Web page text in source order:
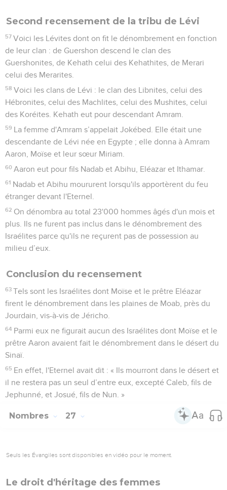
Second recensement de la tribu de Lévi
57 Voici les Lévites dont on fit le dénombrement en fonction
de leur clan : de Guershon descend le clan des
Guershonites, de Kehath celui des Kehathites, de Merari
celui des Merarites.
58 Voici les clans de Lévi : le clan des Libnites, celui des
Hébronites, celui des Machlites, celui des Mushites, celui
des Koréites. Kehath eut pour descendant Amram.
59 La femme d'Amram s’appelait Jokébed. Elle était une
descendante de Lévi née en Egypte ; elle donna à Amram
Aaron, Moïse et leur sœur Miriam.
60 Aaron eut pour fils Nadab et Abihu, Eléazar et Ithamar.
61 Nadab et Abihu moururent lorsqu'ils apportèrent du feu
étranger devant l'Eternel.
62 On dénombra au total 23'000 hommes âgés d'un mois et
plus. Ils ne furent pas inclus dans le dénombrement des
Israélites parce qu'ils ne reçurent pas de possession au
milieu d’eux.
Conclusion du recensement
63 Tels sont les Israélites dont Moïse et le prêtre Eléazar
firent le dénombrement dans les plaines de Moab, près du
Jourdain, vis-à-vis de Jéricho.
64 Parmi eux ne figurait aucun des Israélites dont Moïse et le
prêtre Aaron avaient fait le dénombrement dans le désert du
Sinaï.
65 En effet, l'Eternel avait dit : « Ils mourront dans le désert et
il ne restera pas un seul d’entre eux, excepté Caleb, fils de
Jephunné, et Josué, fils de Nun. »
Nombres 27
Seuls les Évangiles sont disponibles en vidéo pour le moment.
Le droit d'héritage des femmes